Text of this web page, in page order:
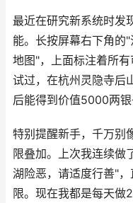
最近在研究新系统时发
能。长按屏幕右下角的
地图"，上面标注着所
试过，在杭州灵隐寺后
后能得到价值5000两银
特别提醒新手，千万别
限叠加。上次我连续做
湖险恶，请适度行善"
限。现在我都是每天做